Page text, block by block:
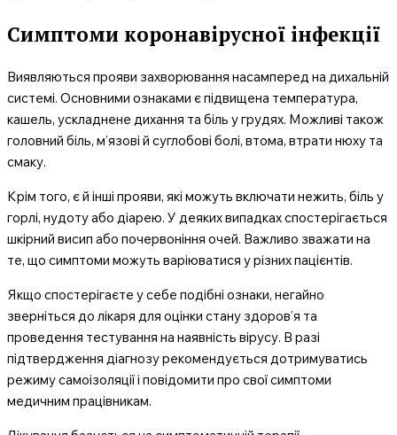
Симптоми коронавірусної інфекції
Виявляються прояви захворювання насамперед на дихальній
системі. Основними ознаками є підвищена температура,
кашель, ускладнене дихання та біль у грудях. Можливі також
головний біль, м’язові й суглобові болі, втома, втрати нюху та
смаку.
Крім того, є й інші прояви, які можуть включати нежить, біль у
горлі, нудоту або діарею. У деяких випадках спостерігається
шкірний висип або почервоніння очей. Важливо зважати на
те, що симптоми можуть варіюватися у різних пацієнтів.
Якщо спостерігаєте у себе подібні ознаки, негайно
зверніться до лікаря для оцінки стану здоров’я та
проведення тестування на наявність вірусу. В разі
підтвердження діагнозу рекомендується дотримуватись
режиму самоізоляції і повідомити про свої симптоми
медичним працівникам.